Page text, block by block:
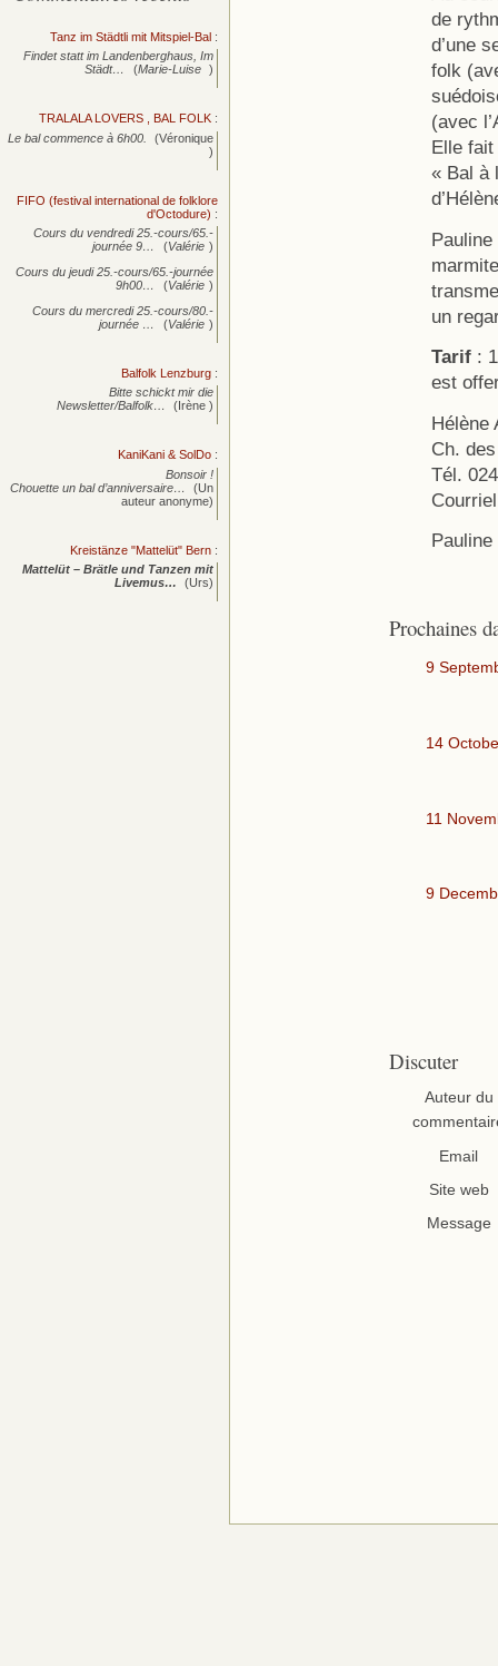
de
d’une
folk
(avec
Elle fait
« Bal à
un
Tarif:
est
Hélène
Ch.
Tél.
Prochaines
9
14
11
9
Discuter
Auteur du
Email
Site web
Message
Tanz im Städtli mit Mitspiel-Bal :
Findet statt im Landenberghaus, Im
Städt…
(Marie-Luise )
TRALALA LOVERS , BAL FOLK :
Le bal commence à 6h00.
(Véronique
)
FIFO (festival international de folklore
d'Octodure) :
Cours du vendredi 25.-cours/65.-
journée 9… (Valérie )
Cours du jeudi 25.-cours/65.-journée
9h00…
(Valérie )
Cours du mercredi 25.-cours/80.-
journée … (Valérie )
Balfolk Lenzburg :
Bitte schickt mir die
Newsletter/Balfolk…
(Irène )
KaniKani & SolDo :
Bonsoir !
Chouette un bal d’anniversaire…
(Un
auteur anonyme)
Kreistänze "Mattelüt" Bern :
Mattelüt – Brätle und Tanzen mit
Livemus…
(Urs)